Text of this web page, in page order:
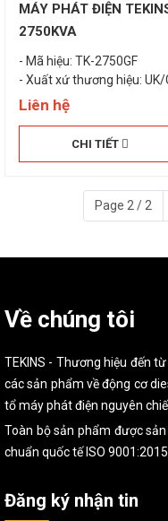
MÁY PHÁT ĐIỆN
2750KVA
- Mã hiệu: TK-2750GF
- Xuất xứ thương hiệu: UK/
Liên hệ
CHI TIẾT
Page 2 / 2
Về chúng tôi
TEKINS - Thương hiệu đến
các sản phẩm về động cơ
tổ máy phát điện nguyên
Toàn bộ sản phẩm được
chuẩn quốc tế ISO
Đăng ký nhận tin